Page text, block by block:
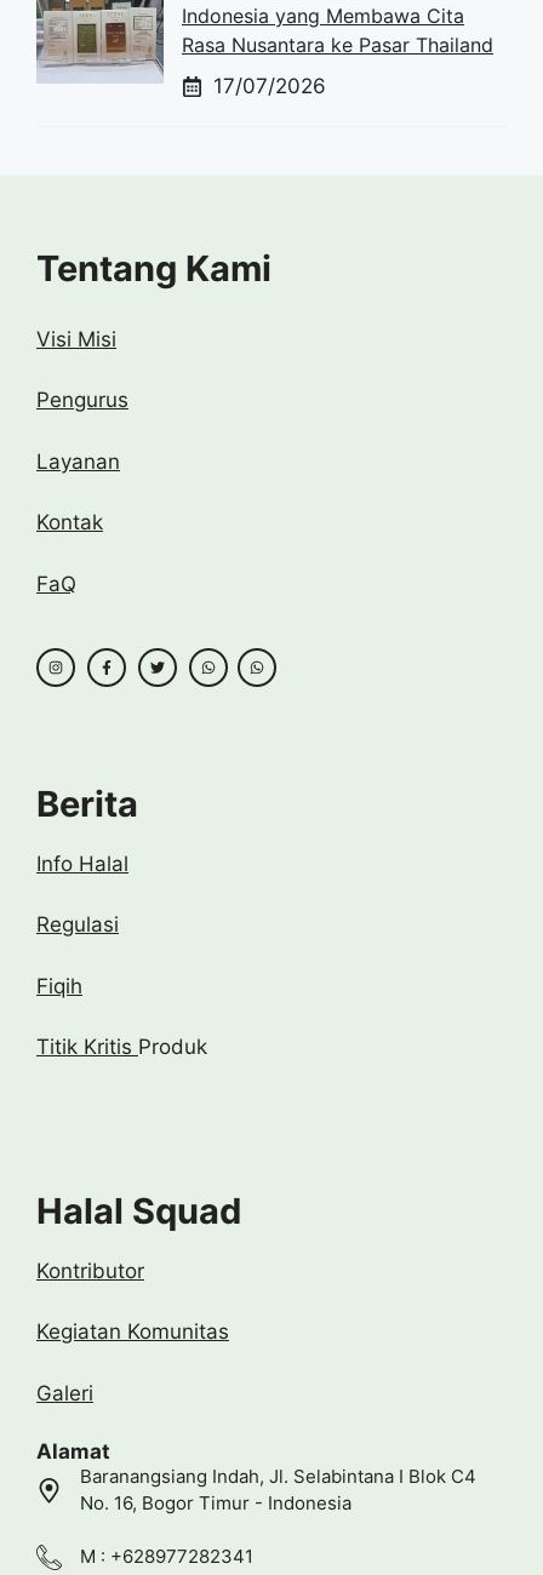
Indonesia yang Membawa Cita
Rasa Nusantara ke Pasar Thailand
17/07/2026
Tentang Kami
Visi Misi
Pengurus
Layanan
Kontak
FaQ
Berita
Info Halal
Regulasi
Fiqih
Titik Kritis Produk
Halal Squad
Kontributor
Kegiatan Komunitas
Galeri
Alamat
Baranangsiang Indah, Jl. Selabintana I Blok C4
No. 16, Bogor Timur - Indonesia
M : +628977282341